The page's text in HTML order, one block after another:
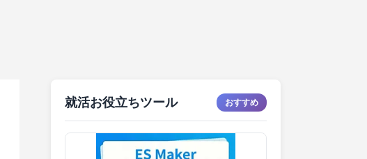
就活お役立ちツール おすすめ